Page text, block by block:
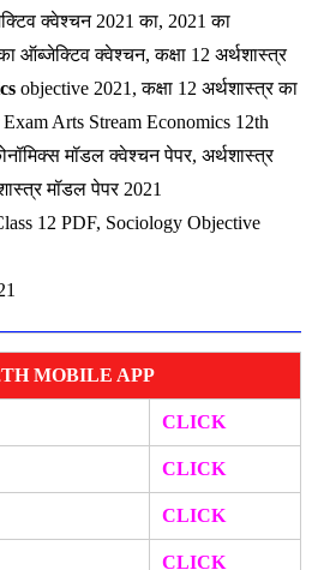
क्वेश्चन 2021 का, 2021 का
ऑब्जेक्टिव क्वेश्चन, कक्षा 12 अर्थशास्त्र
objective 2021, कक्षा 12 अर्थशास्त्र का
Arts Stream Economics 12th
मॉडल क्वेश्चन पेपर, अर्थशास्त्र
मॉडल पेपर 2021
12 PDF, Sociology Objective
MOBILE APP
CLICK
CLICK
CLICK
CLICK